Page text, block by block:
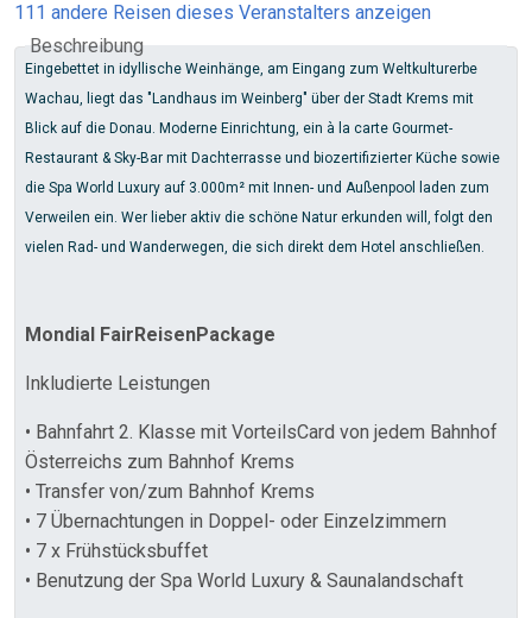
111 andere Reisen dieses Veranstalters anzeigen
Beschreibung
Eingebettet in idyllische Weinhänge, am Eingang zum Weltkulturerbe
Wachau, liegt das "Landhaus im Weinberg" über der Stadt Krems mit
Blick auf die Donau. Moderne Einrichtung, ein à la carte Gourmet-
Restaurant & Sky-Bar mit Dachterrasse und biozertifizierter Küche sowie
die Spa World Luxury auf 3.000m² mit Innen- und Außenpool laden zum
Verweilen ein. Wer lieber aktiv die schöne Natur erkunden will, folgt den
vielen Rad- und Wanderwegen, die sich direkt dem Hotel anschließen.
Mondial FairReisenPackage
Inkludierte Leistungen
• Bahnfahrt 2. Klasse mit VorteilsCard von jedem Bahnhof
Österreichs zum Bahnhof Krems
• Transfer von/zum Bahnhof Krems
• 7 Übernachtungen in Doppel- oder Einzelzimmern
• 7 x Frühstücksbuffet
• Benutzung der Spa World Luxury & Saunalandschaft